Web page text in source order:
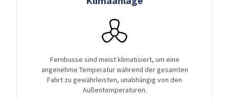
Fernbusse sind meist klimatisiert, um eine
angenehme Temperatur während der gesamten
Fahrt zu gewährleisten, unabhängig von den
Außentemperaturen.